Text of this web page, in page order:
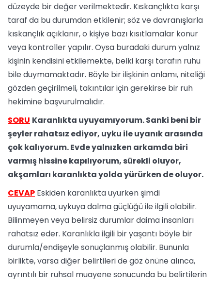
düzeyde bir değer verilmektedir. Kıskançlıkta karşı
taraf da bu durumdan etkilenir; söz ve davranışlarla
kıskançlık açıklanır, o kişiye bazı kısıtlamalar konur
veya kontroller yapılır. Oysa buradaki durum yalnız
kişinin kendisini etkilemekte, belki karşı tarafın ruhu
bile duymamaktadır. Böyle bir ilişkinin anlamı, niteliği
gözden geçirilmeli, takıntılar için gerekirse bir ruh
hekimine başvurulmalıdır.
SORU Karanlıkta uyuyamıyorum. Sanki beni bir
şeyler rahatsız ediyor, uyku ile uyanık arasında
çok kalıyorum. Evde yalnızken arkamda biri
varmış hissine kapılıyorum, sürekli oluyor,
akşamları karanlıkta yolda yürürken de oluyor.
CEVAP Eskiden karanlıkta uyurken şimdi
uyuyamama, uykuya dalma güçlüğü ile ilgili olabilir.
Bilinmeyen veya belirsiz durumlar daima insanları
rahatsız eder. Karanlıkla ilgili bir yaşantı böyle bir
durumla/endişeyle sonuçlanmış olabilir. Bununla
birlikte, varsa diğer belirtileri de göz önüne alınca,
ayrıntılı bir ruhsal muayene sonucunda bu belirtilerin